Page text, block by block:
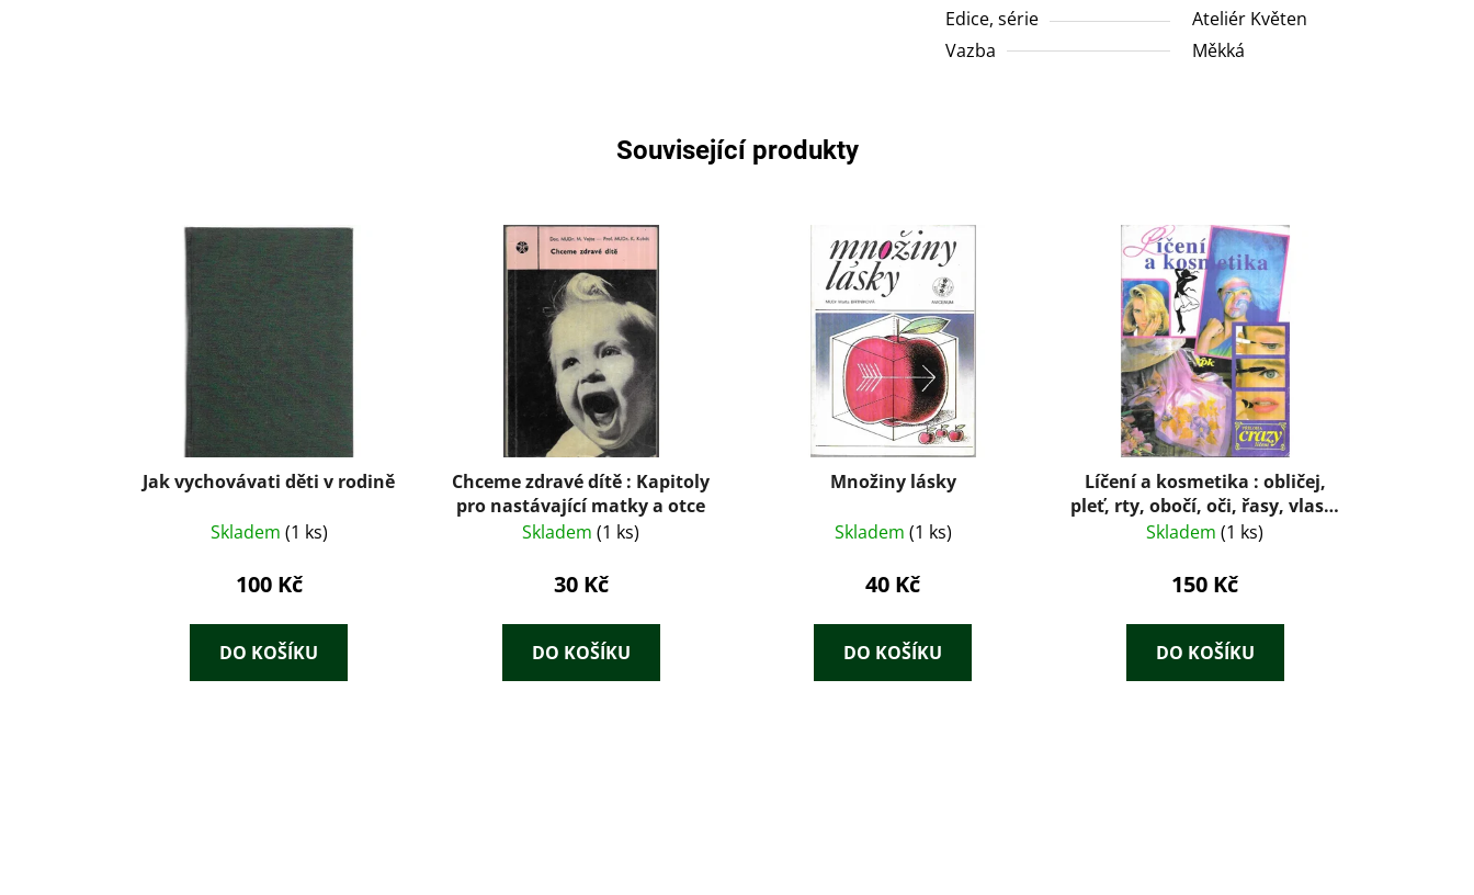
Edice, série
Ateliér Květen
Vazba
Měkká
Související produkty
Jak vychovávati děti v rodině
Skladem (1 ks)
100 Kč
DO KOŠÍKU
Chceme zdravé dítě : Kapitoly
pro nastávající matky a otce
Skladem(1 ks)
30 Kč
DO KOŠÍKU
Množiny lásky
Skladem (1 ks)
40 Kč
DO KOŠÍKU
Líčení a kosmetika : obličej,
pleť, rty, obočí, oči, řasy, vlasy,
poprsí, parfémy, kůže
Skladem(1 ks)
150 Kč
DO KOŠÍKU